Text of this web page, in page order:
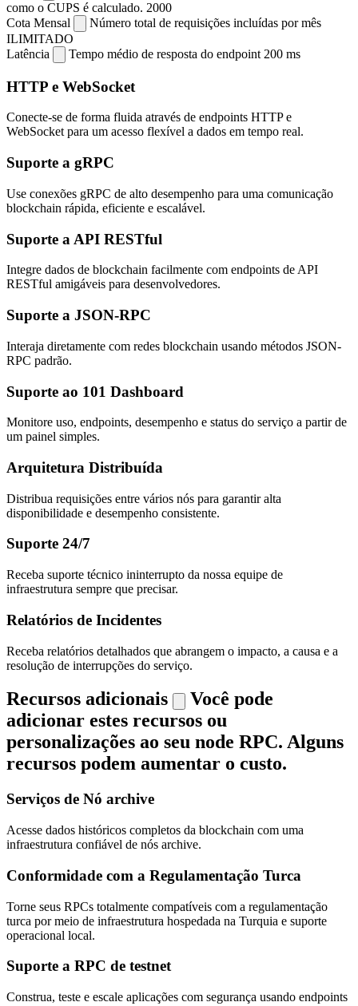
como o CUPS é calculado. 2000
Cota Mensal
Número total de requisições incluídas por mês
ILIMITADO
Latência
Tempo médio de resposta do endpoint 200 ms
HTTP e WebSocket
Conecte-se de forma fluida através de endpoints HTTP e
WebSocket para um acesso flexível a dados em tempo real.
Suporte a gRPC
Use conexões gRPC de alto desempenho para uma comunicação
blockchain rápida, eficiente e escalável.
Suporte a API RESTful
Integre dados de blockchain facilmente com endpoints de API
RESTful amigáveis para desenvolvedores.
Suporte a JSON-RPC
Interaja diretamente com redes blockchain usando métodos JSON-
RPC padrão.
Suporte ao 101 Dashboard
Monitore uso, endpoints, desempenho e status do serviço a partir de
um painel simples.
Arquitetura Distribuída
Distribua requisições entre vários nós para garantir alta
disponibilidade e desempenho consistente.
Suporte 24/7
Receba suporte técnico ininterrupto da nossa equipe de
infraestrutura sempre que precisar.
Relatórios de Incidentes
Receba relatórios detalhados que abrangem o impacto, a causa e a
resolução de interrupções do serviço.
Recursos adicionais
Você pode
adicionar estes recursos ou
personalizações ao seu node RPC. Alguns
recursos podem aumentar o custo.
Serviços de Nó archive
Acesse dados históricos completos da blockchain com uma
infraestrutura confiável de nós archive.
Conformidade com a Regulamentação Turca
Torne seus RPCs totalmente compatíveis com a regulamentação
turca por meio de infraestrutura hospedada na Turquia e suporte
operacional local.
Suporte a RPC de testnet
Construa, teste e escale aplicações com segurança usando endpoints